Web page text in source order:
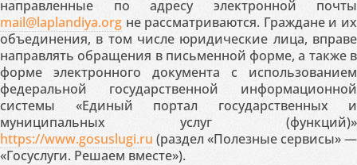
направленные по адресу электронной почты
mail@laplandiya.org не рассматриваются. Граждане и их
объединения, в том числе юридические лица, вправе
направлять обращения в письменной форме, а также в
форме электронного документа с использованием
федеральной государственной информационной
системы «Единый портал государственных и
муниципальных услуг (функций)»
https://www.gosuslugi.ru (раздел «Полезные сервисы» —
«Госуслуги. Решаем вместе»).